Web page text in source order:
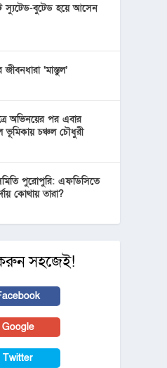
স্যুটেড-বুটেড হয়ে আসেন
‘মাস্তুল’
অভিনয়ের পর এবার
ভূমিকায় চঞ্চল চৌধুরী
পুরোপুরি: এফডিসিতে
কোথায় তারা?
সহজেই!
Google
Twitter